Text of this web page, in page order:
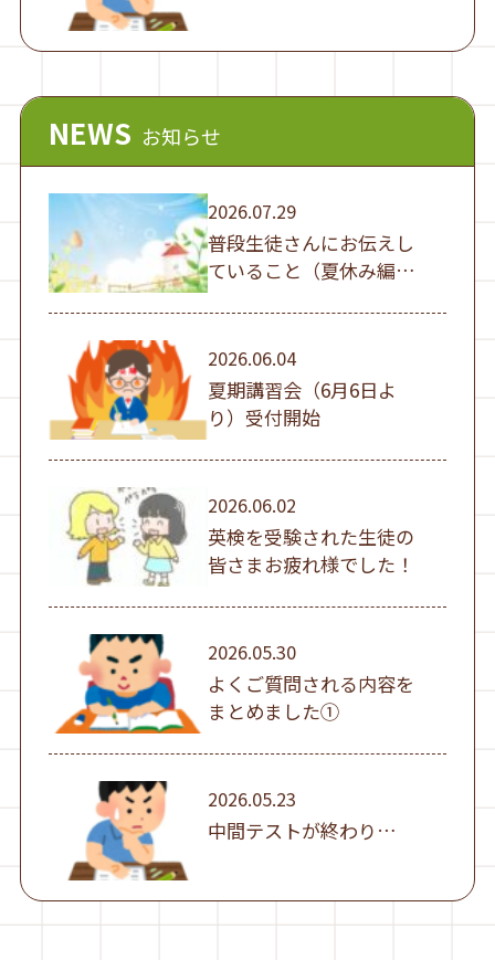
NEWS お知らせ
2026.07.29
普段生徒さんにお伝えし
ていること（夏休み編
①）
2026.06.04
夏期講習会（6月6日よ
り）受付開始
2026.06.02
英検を受験された生徒の
皆さまお疲れ様でした！
2026.05.30
よくご質問される内容を
まとめました①
2026.05.23
中間テストが終わり…